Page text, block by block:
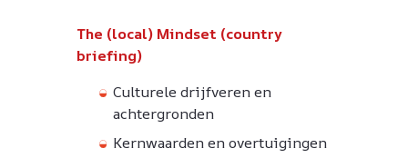
The (local) Mindset (country
briefing)
Culturele drijfveren en
achtergronden
Kernwaarden en overtuigingen